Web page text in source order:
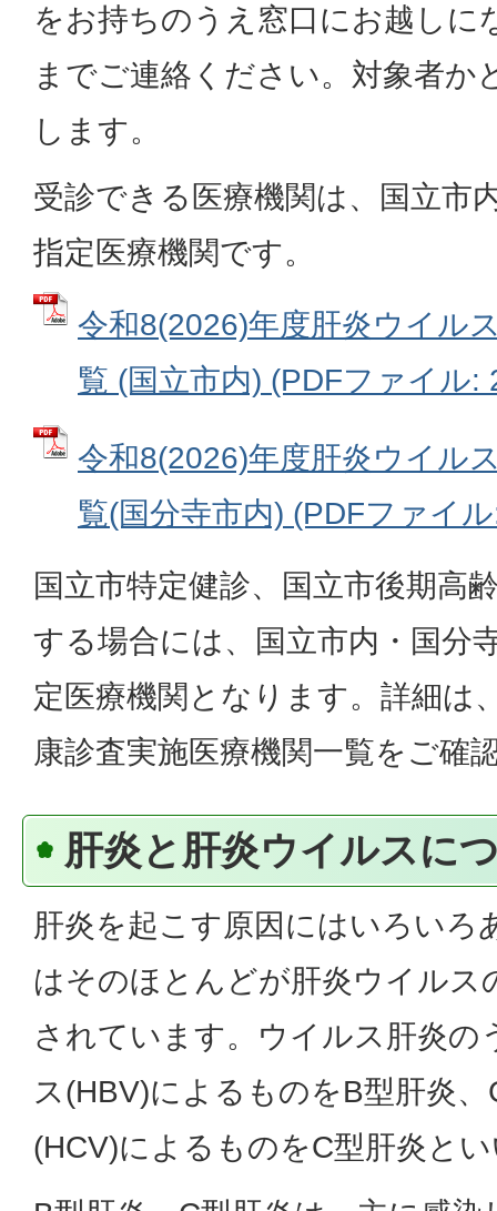
をお持ちのうえ窓口にお越しに
までご連絡ください。対象者か
します。
受診できる医療機関は、国立市
指定医療機関です。
令和8(2026)年度肝炎ウイル
覧 (国立市内) (PDFファイル:
令和8(2026)年度肝炎ウイル
覧(国分寺市内) (PDFファイ
国立市特定健診、国立市後期高
する場合には、国立市内・国分
定医療機関となります。詳細は
康診査実施医療機関一覧をご確
肝炎と肝炎ウイルスに
肝炎を起こす原因にはいろいろ
はそのほとんどが肝炎ウイルス
されています。ウイルス肝炎の
ス(HBV)によるものをB型肝炎
(HCV)によるものをC型肝炎と